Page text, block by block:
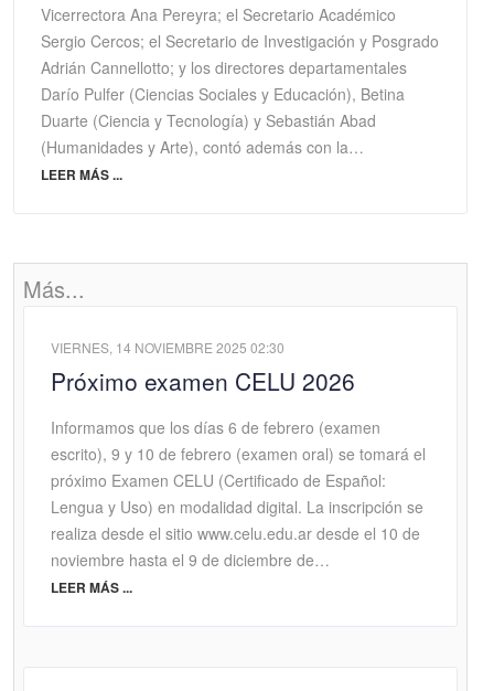
Vicerrectora Ana Pereyra; el Secretario Académico
Sergio Cercos; el Secretario de Investigación y Posgrado
Adrián Cannellotto; y los directores departamentales
Darío Pulfer (Ciencias Sociales y Educación), Betina
Duarte (Ciencia y Tecnología) y Sebastián Abad
(Humanidades y Arte), contó además con la…
LEER MÁS ...
Más...
VIERNES, 14 NOVIEMBRE 2025 02:30
Próximo examen CELU 2026
Informamos que los días 6 de febrero (examen
escrito), 9 y 10 de febrero (examen oral) se tomará el
próximo Examen CELU (Certificado de Español:
Lengua y Uso) en modalidad digital. La inscripción se
realiza desde el sitio www.celu.edu.ar desde el 10 de
noviembre hasta el 9 de diciembre de…
LEER MÁS ...